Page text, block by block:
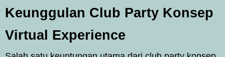
Keunggulan Club Party Konsep
Virtual Experience